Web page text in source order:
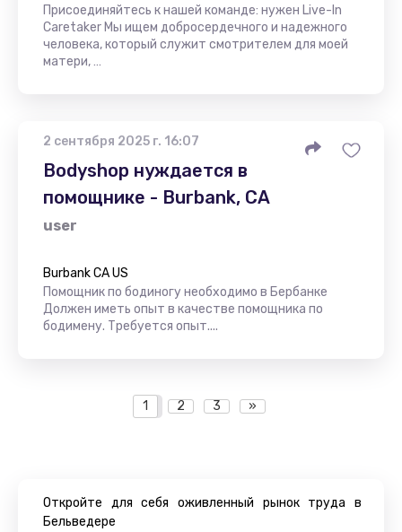
Присоединяйтесь к нашей команде: нужен Live-In
Caretaker Мы ищем добросердечного и надежного
человека, который служит смотрителем для моей
матери, …
2 сентября 2025 г. 16:07
Bodyshop нуждается в
помощнике - Burbank, CA
user
Burbank CA US
Помощник по бодиногу необходимо в Бербанке
Должен иметь опыт в качестве помощника по
бодимену. Требуется опыт....
1 2 3 »
Откройте для себя оживленный рынок труда в
Бельведере